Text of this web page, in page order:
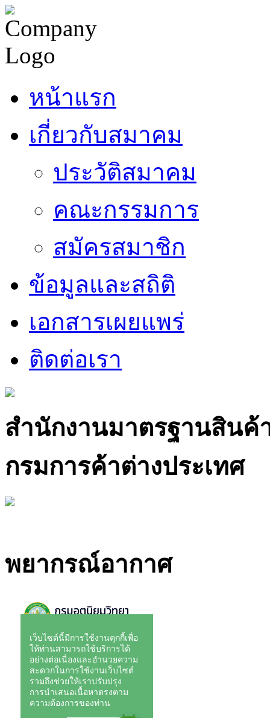
หน้าแรก
เกี่ยวกับสมาคม
ประวัติสมาคม
คณะกรรมการ
สมัครสมาชิก
ข้อมูลและสถิติ
เอกสารเผยแพร่
ติดต่อเรา
สำนักงานมาตรฐานสินค้
กรมการค้าต่างประเทศ
พยากรณ์อากาศ